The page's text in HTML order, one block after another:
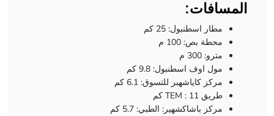
المسافات:
مطار اسطنبول: 25 كم
محطة بص: 100 م
مترو: 300 م
مول اوف اسطنبول: 9.8 كم
مركز كاياشهبر للتسوق: 6.1 كم
طريق TEM : 11 كم
مركز باشاكشهير: الطبي: 5.7 كم